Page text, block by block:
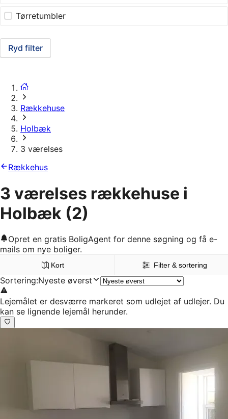
Tørretumbler
Ryd filter
Rækkehuse
Holbæk
3 værelses
Rækkehus
3 værelses rækkehuse i
Holbæk (2)
Opret en gratis BoligAgent for denne søgning og få e-
mails om nye boliger.
Kort Filter & sortering
Sortering:Nyeste øverst
Lejemålet er desværre markeret som udlejet af udlejer. Du
kan se lignende lejemål herunder.